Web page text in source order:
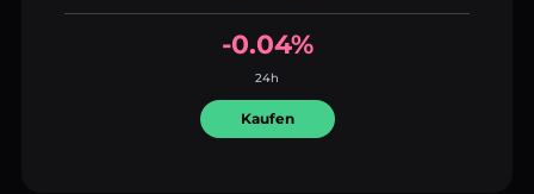
-0.04%
24h
Kaufen